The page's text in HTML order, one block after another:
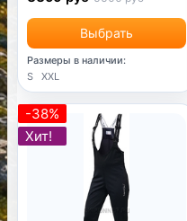
Выбрать
Размеры в наличии:
S
XXL
-38%
Хит!